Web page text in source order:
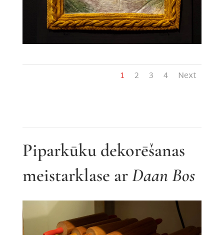
1 2 3 4 Next
Piparkūku dekorēšanas
meistarklase arDaan Bos